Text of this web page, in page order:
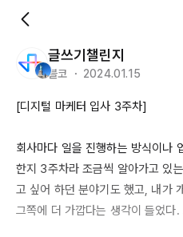
글쓰기챌린지
블코 ・ 2024.01.15
[디지털 마케터 입사 3주차]
회사마다 일을 진행하는 방식이나
한지 3주차라 조금씩 알아가고 있
고 싶어 하던 분야기도 했고, 내가
그쪽에 더 가깝다는 생각이 들었다